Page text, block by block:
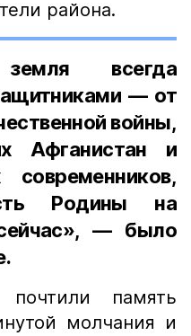
района.
земля всегда
— от
войны,
Афганистан и
Родины на
— было
почтили память
молчания и